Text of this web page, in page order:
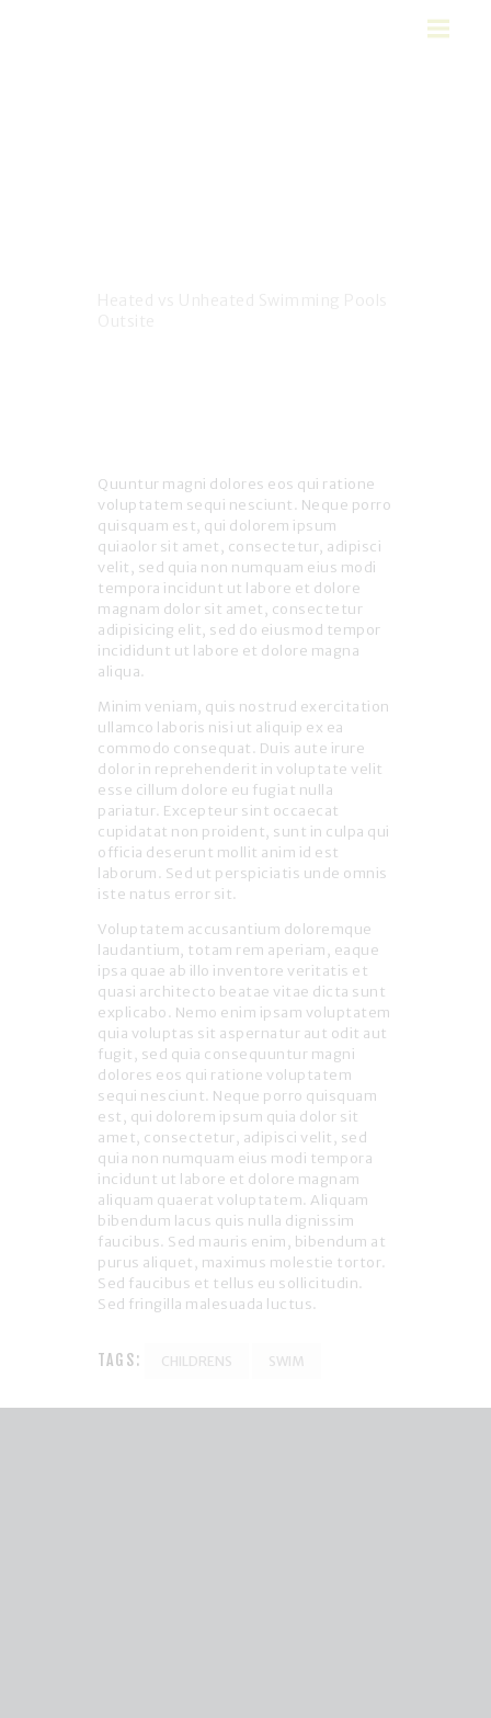
Quuntur magni dolores eos qui ratione
voluptatem sequi nesciunt. Neque porro
quisquam est, qui dolorem ipsum
quiaolor sit amet, consectetur, adipisci
velit, sed quia non numquam eius modi
tempora incidunt ut labore et dolore
magnam dolor sit amet, consectetur
adipisicing elit, sed do eiusmod tempor
incididunt ut labore et dolore magna
aliqua.
Minim veniam, quis nostrud exercitation
ullamco laboris nisi ut aliquip ex ea
commodo consequat. Duis aute irure
dolor in reprehenderit in voluptate velit
esse cillum dolore eu fugiat nulla
pariatur. Excepteur sint occaecat
cupidatat non proident, sunt in culpa qui
officia deserunt mollit anim id est
laborum. Sed ut perspiciatis unde omnis
iste natus error sit.
Voluptatem accusantium doloremque
laudantium, totam rem aperiam, eaque
ipsa quae ab illo inventore veritatis et
quasi architecto beatae vitae dicta sunt
explicabo. Nemo enim ipsam voluptatem
quia voluptas sit aspernatur aut odit aut
fugit, sed quia consequuntur magni
dolores eos qui ratione voluptatem
sequi nesciunt. Neque porro quisquam
est, qui dolorem ipsum quia dolor sit
amet, consectetur, adipisci velit, sed
quia non numquam eius modi tempora
incidunt ut labore et dolore magnam
aliquam quaerat voluptatem. Aliquam
bibendum lacus quis nulla dignissim
faucibus. Sed mauris enim, bibendum at
purus aliquet, maximus molestie tortor.
Sed faucibus et tellus eu sollicitudin.
Sed fringilla malesuada luctus.
TAGS: CHILDRENS SWIM